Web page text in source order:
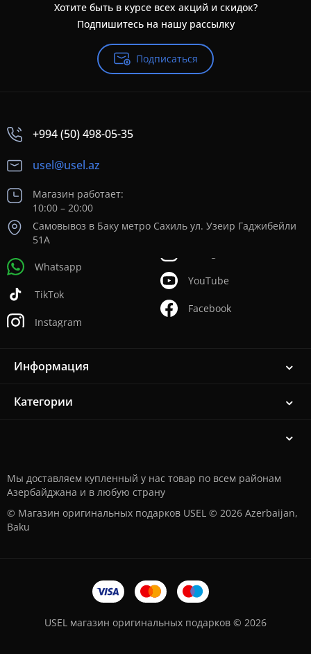
Хотите быть в курсе всех акций и скидок?
Подпишитесь на нашу рассылку
Подписаться
+994 (50) 498-05-35
usel@usel.az
Магазин работает:
10:00 – 20:00
Самовывоз в Баку метро Сахиль ул. Узеир Гаджибейли
51А
Whatsapp
TikTok
Instagram
YouTube
Facebook
Информация
Категории
Мы доставляем купленный у нас товар по всем районам
Азербайджана и в любую страну
© Магазин оригинальных подарков USEL © 2026 Azerbaijan,
Baku
USEL магазин оригинальных подарков © 2026